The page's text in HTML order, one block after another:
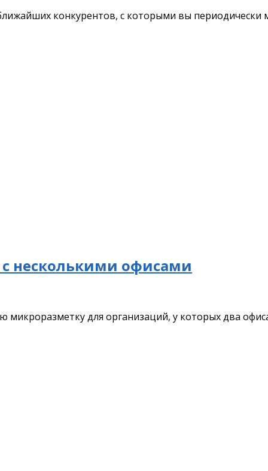
конкурентов, с которыми вы
несколькими офисами
микроразметку для организаций, у которых два